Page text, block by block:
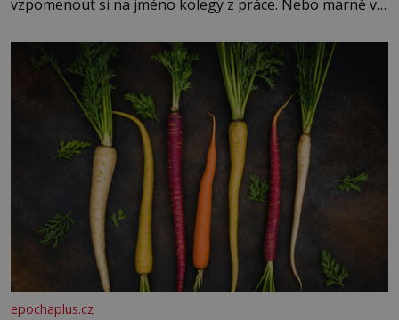
vzpomenout si na jméno kolegy z práce. Nebo marně v
Je to opravdu tak, s věkem jako kdyby se paměť
rozhodla stávkovat. Cvičte
epochaplus.cz